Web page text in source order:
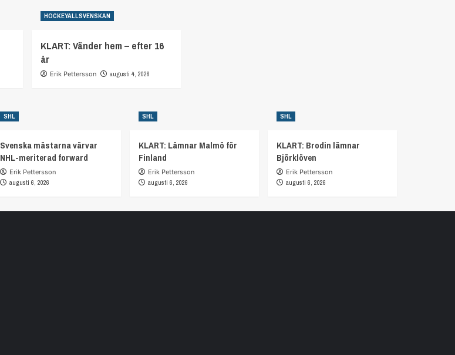
HOCKEYALLSVENSKAN
KLART: Vänder hem – efter 16
år
Erik Pettersson augusti 4, 2026
SHL
Svenska mästarna värvar
NHL-meriterad forward
Erik Pettersson
augusti 6, 2026
SHL
KLART: Lämnar Malmö för
Finland
Erik Pettersson
augusti 6, 2026
SHL
KLART: Brodin lämnar
Björklöven
Erik Pettersson
augusti 6, 2026